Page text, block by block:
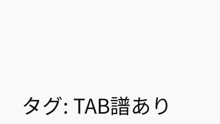
タグ: TAB譜あり